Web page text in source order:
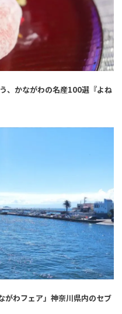
、かながわの名産100選『よね
がわフェア」神奈川県内のセブ